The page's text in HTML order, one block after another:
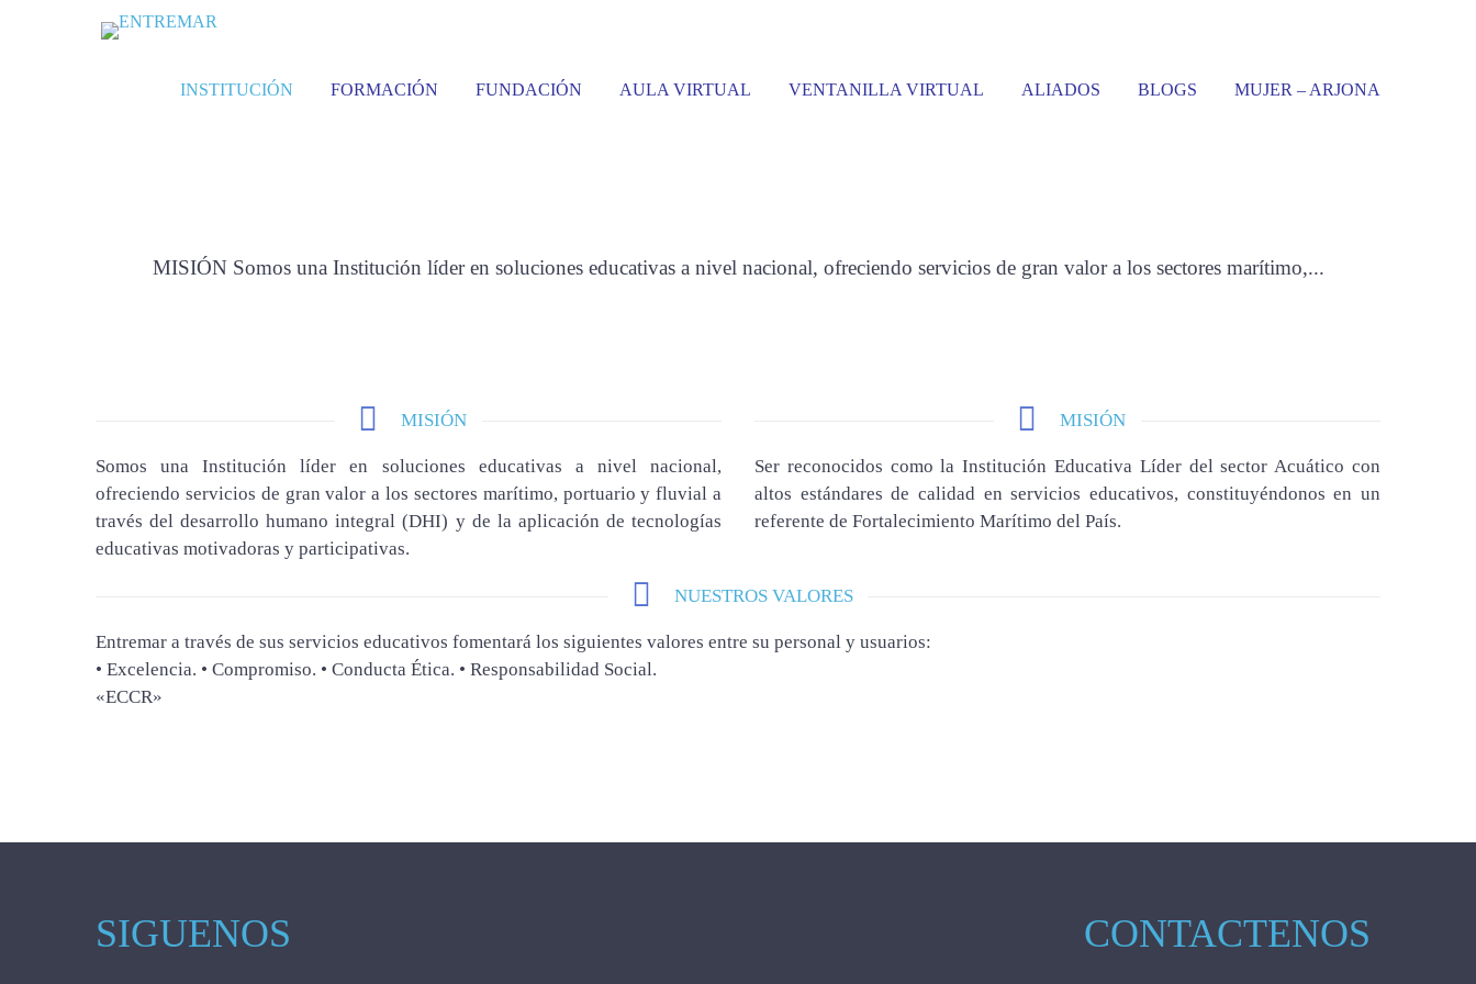
INSTITUCIÓN FORMACIÓN FUNDACIÓN AULA VIRTUAL VENTANILLA VIRTUAL ALIADOS BLOGS MUJER – ARJONA
MISIÓN Somos una Institución líder en soluciones educativas a nivel nacional, ofreciendo servicios de gran valor a los sectores marítimo,...
MISIÓN
Somos una Institución líder en soluciones educativas a nivel nacional,
ofreciendo servicios de gran valor a los sectores marítimo, portuario y fluvial a
través del desarrollo humano integral (DHI) y de la aplicación de tecnologías
educativas motivadoras y participativas.
MISIÓN
Ser reconocidos como la Institución Educativa Líder del sector Acuático con
altos estándares de calidad en servicios educativos, constituyéndonos en un
referente de Fortalecimiento Marítimo del País.
NUESTROS VALORES
Entremar a través de sus servicios educativos fomentará los siguientes valores entre su personal y usuarios:
• Excelencia. • Compromiso. • Conducta Ética. • Responsabilidad Social.
«ECCR»
SIGUENOS CONTACTENOS